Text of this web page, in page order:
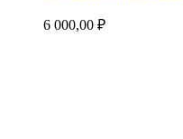
6 000,00 ₽